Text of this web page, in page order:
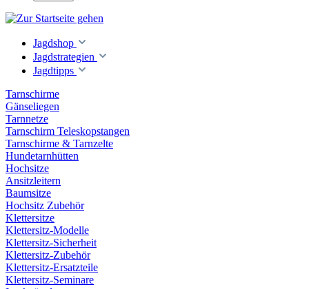
Jagdshop
Jagdstrategien
Jagdtipps
Tarnschirme
Gänseliegen
Tarnnetze
Tarnschirm Teleskopstangen
Tarnschirme & Tarnzelte
Hundetarnhütten
Hochsitze
Ansitzleitern
Baumsitze
Hochsitz Zubehör
Klettersitze
Klettersitz-Modelle
Klettersitz-Sicherheit
Klettersitz-Zubehör
Klettersitz-Ersatzteile
Klettersitz-Seminare